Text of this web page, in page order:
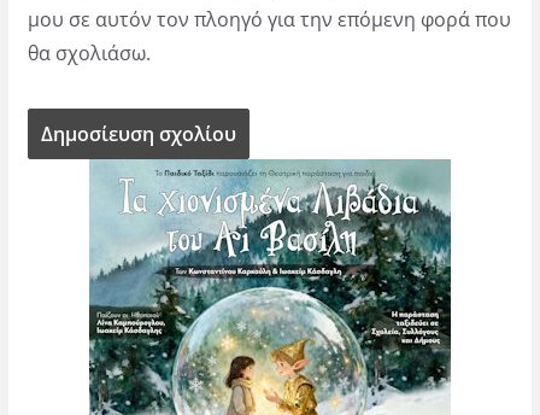
μου σε αυτόν τον πλοηγό για την επόμενη φορά που
θα σχολιάσω.